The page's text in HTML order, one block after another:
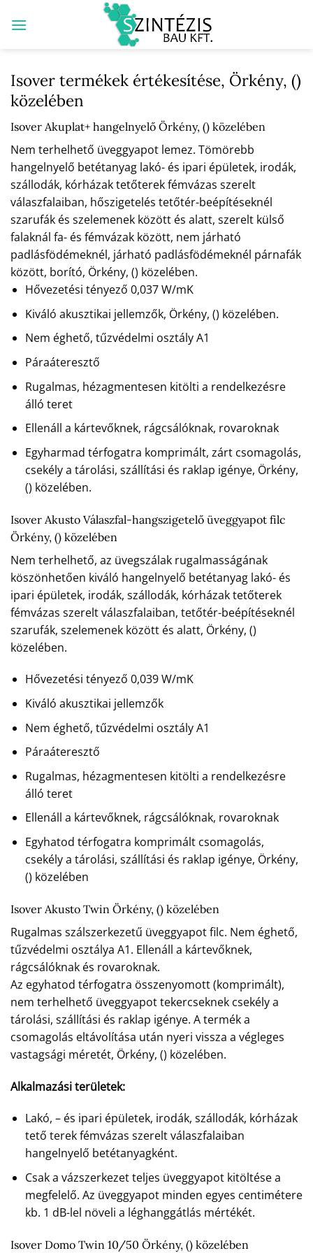
Isover termékek értékesítése, Örkény, ()
közelében
Isover Akuplat+ hangelnyelő Örkény, () közelében
Nem terhelhető üveggyapot lemez. Tömörebb
hangelnyelő betétanyag lakó- és ipari épületek, irodák,
szállodák, kórházak tetőterek fémvázas szerelt
válaszfalaiban, hőszigetelés tetőtér-beépítéseknél
szarufák és szelemenek között és alatt, szerelt külső
falaknál fa- és fémvázak között, nem járható
padlásfödémeknél, járható padlásfödémeknél párnafák
között, borító, Örkény, () közelében.
Hővezetési tényező 0,037 W/mK
Kiváló akusztikai jellemzők, Örkény, () közelében.
Nem éghető, tűzvédelmi osztály A1
Páraáteresztő
Rugalmas, hézagmentesen kitölti a rendelkezésre
álló teret
Ellenáll a kártevőknek, rágcsálóknak, rovaroknak
Egyharmad térfogatra komprimált, zárt csomagolás,
csekély a tárolási, szállítási és raklap igénye, Örkény,
() közelében.
Isover Akusto Válaszfal-hangszigetelő üveggyapot filc
Örkény, () közelében
Nem terhelhető, az üvegszálak rugalmasságának
köszönhetően kiváló hangelnyelő betétanyag lakó- és
ipari épületek, irodák, szállodák, kórházak tetőterek
fémvázas szerelt válaszfalaiban, tetőtér-beépítéseknél
szarufák, szelemenek között és alatt, Örkény, ()
közelében.
Hővezetési tényező 0,039 W/mK
Kiváló akusztikai jellemzők
Nem éghető, tűzvédelmi osztály A1
Páraáteresztő
Rugalmas, hézagmentesen kitölti a rendelkezésre
álló teret
Ellenáll a kártevőknek, rágcsálóknak, rovaroknak
Egyhatod térfogatra komprimált csomagolás,
csekély a tárolási, szállítási és raklap igénye, Örkény,
() közelében
Isover Akusto Twin Örkény, () közelében
Rugalmas szálszerkezetű üveggyapot filc. Nem éghető,
tűzvédelmi osztálya A1. Ellenáll a kártevőknek,
rágcsálóknak és rovaroknak.
Az egyhatod térfogatra összenyomott (komprimált),
nem terhelhető üveggyapot tekercseknek csekély a
tárolási, szállítási és raklap igénye. A termék a
csomagolás eltávolítása után nyeri vissza a végleges
vastagsági méretét, Örkény, () közelében.
Alkalmazási területek:
Lakó, – és ipari épületek, irodák, szállodák, kórházak
tető terek fémvázas szerelt válaszfalaiban
hangelnyelő betétanyagként.
Csak a vázszerkezet teljes üveggyapot kitöltése a
megfelelő. Az üveggyapot minden egyes centimétere
kb. 1 dB-lel növeli a léghanggátlás mértékét.
Isover Domo Twin 10/50 Örkény, () közelében